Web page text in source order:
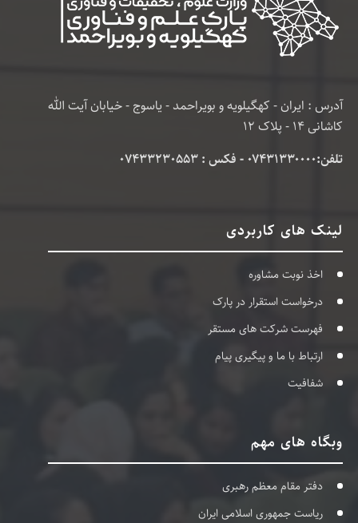
آدرس : ایران - کهگیلویه و بویراحمد - یاسوج - خیابان آیت الله
کاشانی 14 - پلاک 12
تلفن:۰۷۴۳۱۳۳۰۰۰۰ - فکس : 07433230553
لینک های کاربردی
اخذ نوبت مشاوره
درخواست استقرار در پارک
فهرست شرکت های مستقر
ارتباط با ما و پیگیری پیام
شفافیت
وبگاه های مهم
دفتر مقام معظم رهبری
ریاست جمهوری اسلامی ایران